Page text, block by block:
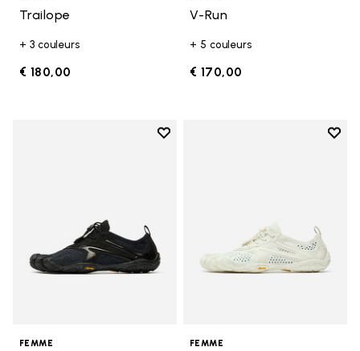
Trailope
+ 3 couleurs
€ 180,00
V-Run
+ 5 couleurs
€ 170,00
Add to wishlist
FEMME
Add
FEMME